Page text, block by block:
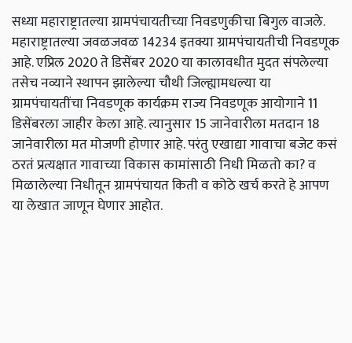
सध्या महाराष्ट्रातल्या ग्रामपंचायतीच्या निवडणुकीचा बिगुल वाजले.
महाराष्ट्रातल्या जवळजवळ 14234 इतक्या ग्रामपंचायतीची निवडणूक
आहे. एप्रिल 2020 ते डिसेंबर 2020 या कालावधीत मुदत संपलेल्या
तसेच नव्याने स्थापन झालेल्या चौथी जिल्ह्यामधल्या या
ग्रामपंचायतींचा निवडणूक कार्यक्रम राज्य निवडणूक आयोगाने 11
डिसेंबरला जाहीर केला आहे. त्यानुसार 15 जानेवारीला मतदान 18
जानेवारीला मत मोजणी होणार आहे. परंतु एखाद्या गावाचा बजेट कसं
ठरतं प्रत्यक्षात गावाच्या विकास कामांसाठी निधी मिळतो का? व
मिळालेल्या निधीतून ग्रामपंचायत किती व कोठे खर्च करते हे आपण
या लेखात जाणून घेणार आहोत.